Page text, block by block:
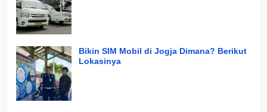
Bikin SIM Mobil di Jogja Dimana? Berikut
Lokasinya